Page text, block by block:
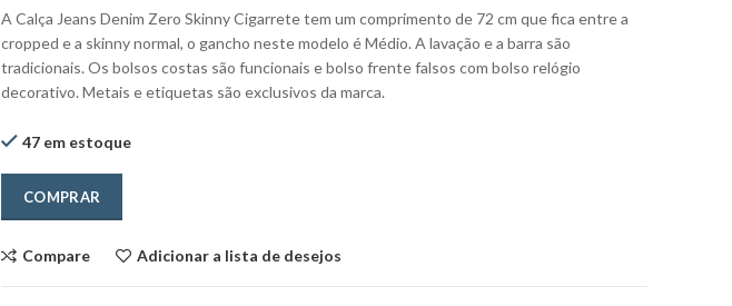
A Calça Jeans Denim Zero Skinny Cigarrete tem um comprimento de 72 cm que fica entre a
cropped e a skinny normal, o gancho neste modelo é Médio. A lavação e a barra são
tradicionais. Os bolsos costas são funcionais e bolso frente falsos com bolso relógio
decorativo. Metais e etiquetas são exclusivos da marca.
47 em estoque
COMPRAR
Compare Adicionar a lista de desejos